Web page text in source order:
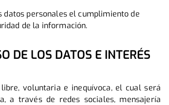
personales el cumplimiento de
de la información.
DE LOS DATOS E INTERÉS
voluntaria e inequívoca, el cual será
a través de redes sociales, mensajería